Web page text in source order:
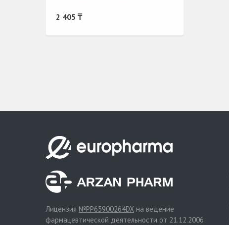
2 405 ₸
Лицензия №PP65900264DX на ведение
фармацевтической деятельности от 21.12.2006